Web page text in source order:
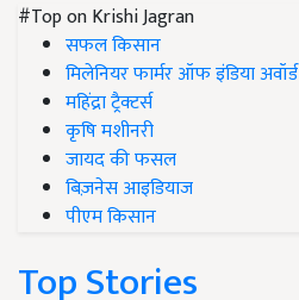
#Top on Krishi Jagran
सफल किसान
मिलेनियर फार्मर ऑफ इंडिया अवॉर्ड
महिंद्रा ट्रैक्टर्स
कृषि मशीनरी
जायद की फसल
बिज़नेस आइडियाज
पीएम किसान
Top Stories